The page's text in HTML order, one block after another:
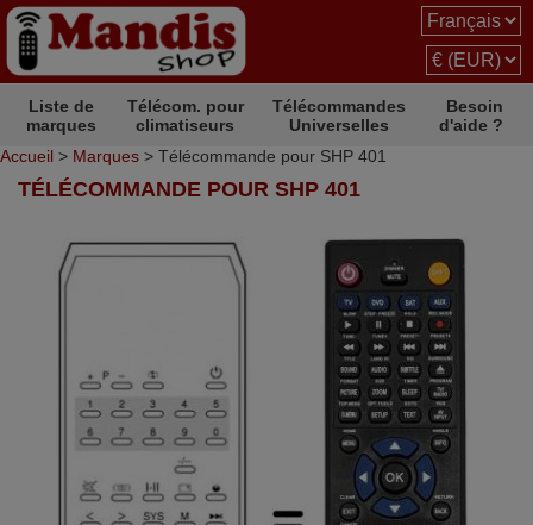
Liste de
marques
Télécom. pour
climatiseurs
Télécommandes
Universelles
Besoin
d'aide ?
Accueil > Marques > Télécommande pour SHP 401
TÉLÉCOMMANDE POUR SHP 401